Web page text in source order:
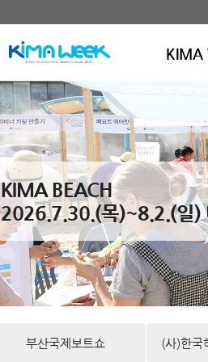
KIMA
KIMA BEACH
2026.7.30.(목)~8.2.(일)
부산국제보트쇼 (사)한국